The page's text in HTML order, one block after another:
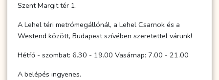
Szent Margit tér 1.
A Lehel téri metrómegállónál, a Lehel Csarnok és a
Westend között, Budapest szívében szeretettel várunk!
Hétfő - szombat: 6.30 - 19.00 Vasárnap: 7.00 - 21.00
A belépés ingyenes.